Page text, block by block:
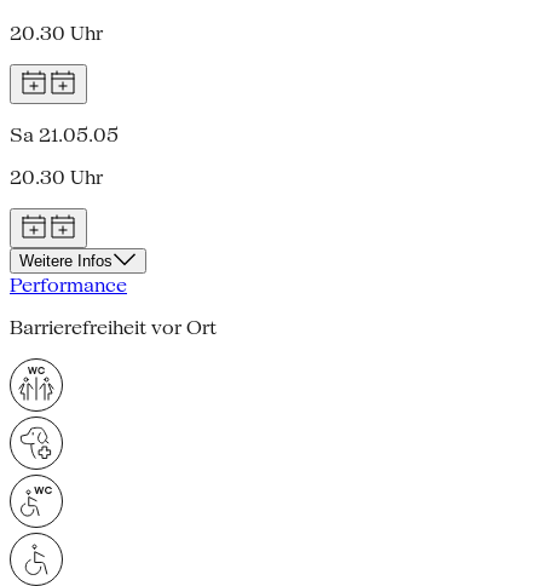
20.30 Uhr
Sa 21.05.05
20.30 Uhr
Weitere Infos
Performance
Barrierefreiheit vor Ort